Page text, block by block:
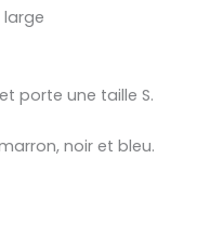
large
porte une taille S.
noir et bleu.